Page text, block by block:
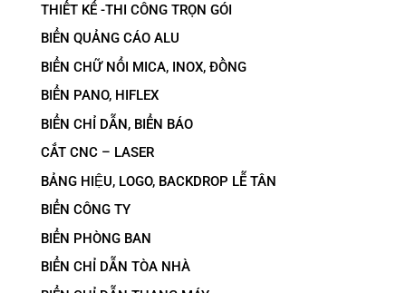
THIẾT KẾ -THI CÔNG TRỌN GÓI
BIỂN QUẢNG CÁO ALU
BIỂN CHỮ NỔI MICA, INOX, ĐỒNG
BIỂN PANO, HIFLEX
BIỂN CHỈ DẪN, BIỂN BÁO
CẮT CNC – LASER
BẢNG HIỆU, LOGO, BACKDROP LỄ TÂN
BIỂN CÔNG TY
BIỂN PHÒNG BAN
BIỂN CHỈ DẪN TÒA NHÀ